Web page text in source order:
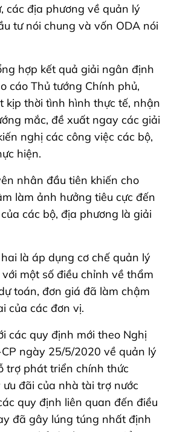
các địa phương về quản lý
tư nói chung và vốn ODA nói
hợp kết quả giải ngân định
cáo Thủ tướng Chính phủ,
kịp thời tình hình thực tế, nhận
mắc, đề xuất ngay các giải
nghị các công việc các bộ,
hiện.
nhân đầu tiên khiến cho
làm ảnh hưởng tiêu cực đến
các bộ, địa phương là giải
là áp dụng cơ chế quản lý
một số điều chỉnh về thẩm
toán, đơn giá đã làm chậm
của các đơn vị.
các quy định mới theo Nghị
ngày 25/5/2020 về quản lý
trợ phát triển chính thức
đãi của nhà tài trợ nước
quy định liên quan đến điều
đã gây lúng túng nhất định